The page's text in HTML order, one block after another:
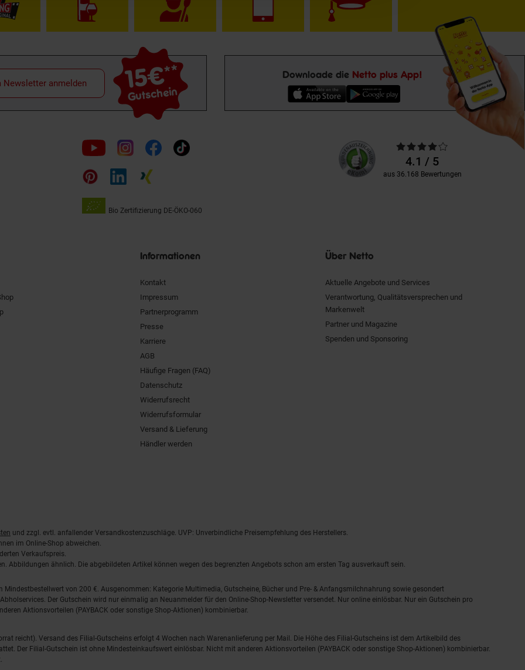
15€**
Gutschein
Newsletter anmelden
Downloade die Netto plus App!
Folge
uns
auf
Bio Zertifizierung DE-ÖKO-060
Unsere
Kundenbewertungen
Durchschnittliche
Bewertungen4.1 / 5
aus 36.168 Bewertungen
Informationen
Kontakt
Impressum
Partnerprogramm
Presse
Karriere
AGB
Häufige Fragen (FAQ)
Datenschutz
Widerrufsrecht
Widerrufsformular
Versand & Lieferung
Händler werden
Über Netto
Aktuelle Angebote und Services
Verantwortung, Qualitätsversprechen und
Markenwelt
Partner und Magazine
Spenden und Sponsoring
und zzgl. evtl. anfallender Versandkostenzuschläge. UVP: Unverbindliche Preisempfehlung des Herstellers.
im Online-Shop abweichen.
Verkaufspreis.
Abbildungen ähnlich. Die abgebildeten Artikel können wegen des begrenzten Angebots schon am ersten Tag ausverkauft sein.
von 200 €. Ausgenommen: Kategorie Multimedia, Gutscheine, Bücher und Pre- & Anfangsmilchnahrung sowie gesondert
Der Gutschein wird nur einmalig an Neuanmelder für den Online-Shop-Newsletter versendet. Nur online einlösbar. Nur ein Gutschein pro
Aktionsvorteilen (PAYBACK oder sonstige Shop-Aktionen) kombinierbar.
reicht). Versand des Filial-Gutscheins erfolgt 4 Wochen nach Warenanlieferung per Mail. Die Höhe des Filial-Gutscheins ist dem Artikelbild des
Der Filial-Gutschein ist ohne Mindesteinkaufswert einlösbar. Nicht mit anderen Aktionsvorteilen (PAYBACK oder sonstige Shop-Aktionen) kombinierbar.